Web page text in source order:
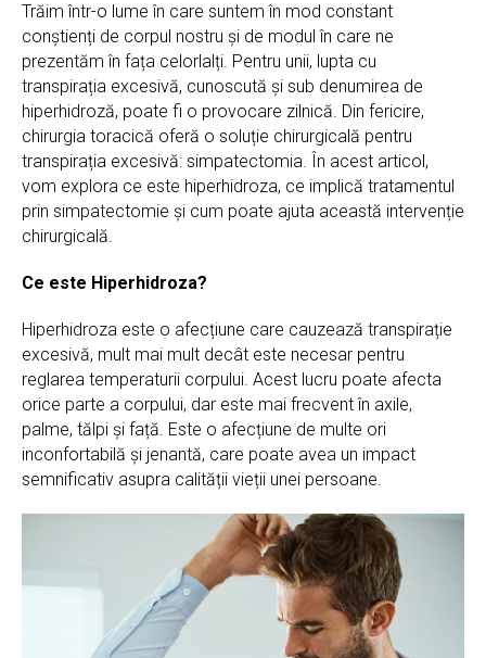
Trăim într-o lume în care suntem în mod constant
conștienți de corpul nostru și de modul în care ne
prezentăm în fața celorlalți. Pentru unii, lupta cu
transpirația excesivă, cunoscută și sub denumirea de
hiperhidroză, poate fi o provocare zilnică. Din fericire,
chirurgia toracică oferă o soluție chirurgicală pentru
transpirația excesivă: simpatectomia. În acest articol,
vom explora ce este hiperhidroza, ce implică tratamentul
prin simpatectomie și cum poate ajuta această intervenție
chirurgicală.
Ce este Hiperhidroza?
Hiperhidroza este o afecțiune care cauzează transpirație
excesivă, mult mai mult decât este necesar pentru
reglarea temperaturii corpului. Acest lucru poate afecta
orice parte a corpului, dar este mai frecvent în axile,
palme, tălpi și față. Este o afecțiune de multe ori
inconfortabilă și jenantă, care poate avea un impact
semnificativ asupra calității vieții unei persoane.